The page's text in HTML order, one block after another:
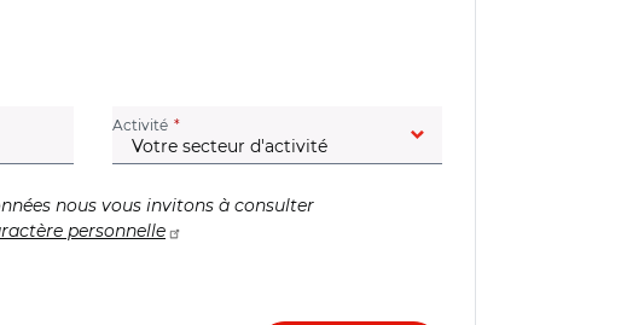
Activité (champ obligatoire)
nous vous invitons à consulter
personnelle